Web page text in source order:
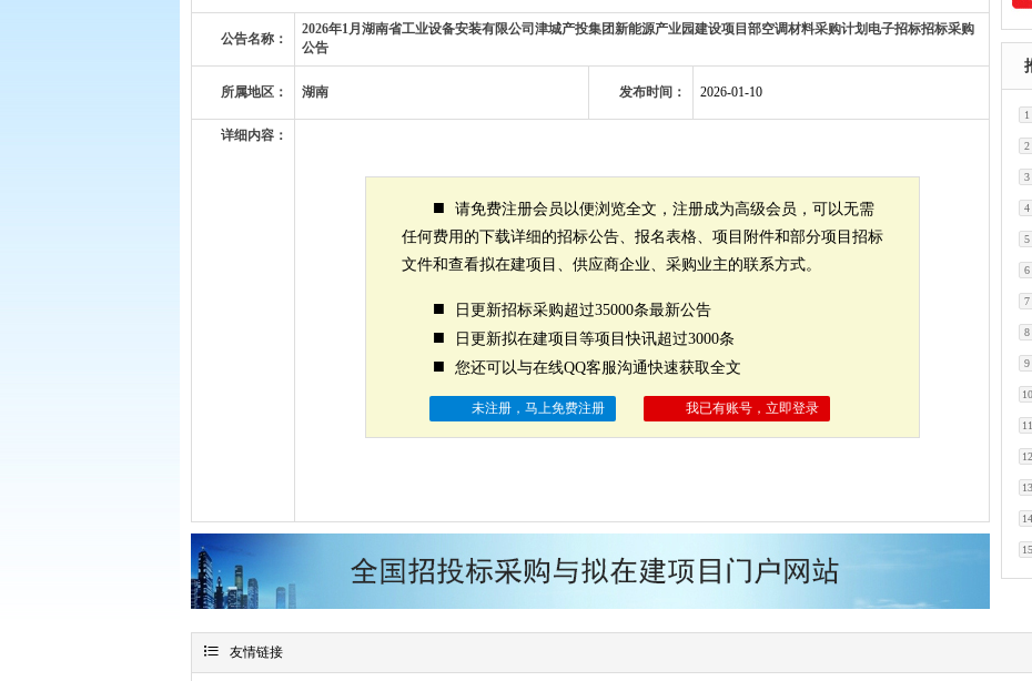
公告名称：
2026年1月湖南省工业设备安装有限公司津城产投集团新能源产业园建设项目部空调材料采购计划电子招标招标采购
公告
所属地区： 湖南 发布时间： 2026-01-10
详细内容：
■
请免费注册会员以便浏览全文，注册成为高级会员，可以无需
任何费用的下载详细的招标公告、报名表格、项目附件和部分项目招标
文件和查看拟在建项目、供应商企业、采购业主的联系方式。
■ 日更新招标采购超过35000条最新公告
■ 日更新拟在建项目等项目快讯超过3000条
■ 您还可以与在线QQ客服沟通快速获取全文
未注册，马上免费注册 我已有账号，立即登录
1
2
3
4
5
6
7
8
9
10
11
12
13
14
15
 友情链接